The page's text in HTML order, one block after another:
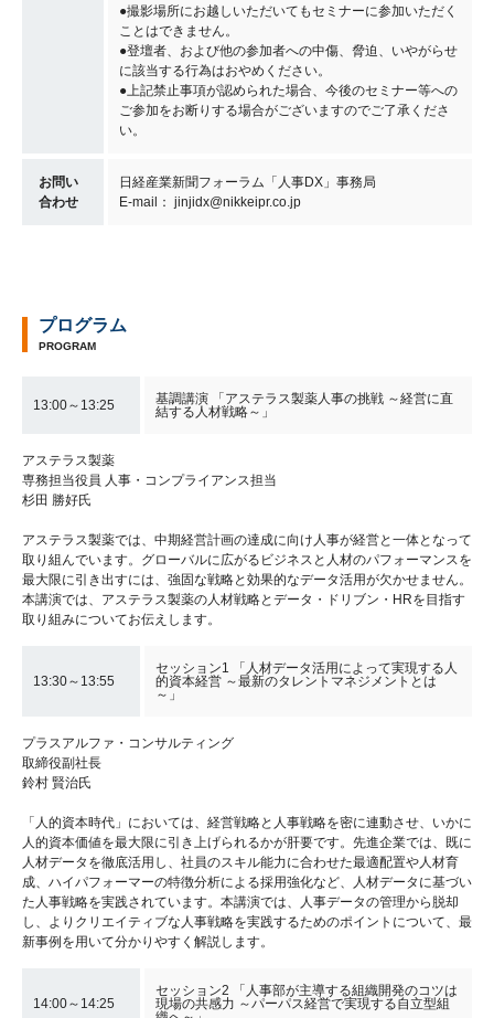
●撮影場所にお越しいただいてもセミナーに参加いただく
ことはできません。
●登壇者、および他の参加者への中傷、脅迫、いやがらせ
に該当する行為はおやめください。
●上記禁止事項が認められた場合、今後のセミナー等への
ご参加をお断りする場合がございますのでご了承くださ
い。
お問い
合わせ
日経産業新聞フォーラム「人事DX」事務局
E-mail： jinjidx@nikkeipr.co.jp
プログラム
PROGRAM
13:00～13:25
基調講演 「アステラス製薬人事の挑戦 ～経営に直
結する人材戦略～」
アステラス製薬
専務担当役員 人事・コンプライアンス担当
杉田 勝好氏
アステラス製薬では、中期経営計画の達成に向け人事が経営と一体となって
取り組んでいます。グローバルに広がるビジネスと人材のパフォーマンスを
最大限に引き出すには、強固な戦略と効果的なデータ活用が欠かせません。
本講演では、アステラス製薬の人材戦略とデータ・ドリブン・HRを目指す
取り組みについてお伝えします。
13:30～13:55
セッション1 「人材データ活用によって実現する人
的資本経営 ～最新のタレントマネジメントとは
～」
プラスアルファ・コンサルティング
取締役副社長
鈴村 賢治氏
「人的資本時代」においては、経営戦略と人事戦略を密に連動させ、いかに
人的資本価値を最大限に引き上げられるかが肝要です。先進企業では、既に
人材データを徹底活用し、社員のスキル能力に合わせた最適配置や人材育
成、ハイパフォーマーの特徴分析による採用強化など、人材データに基づい
た人事戦略を実践されています。本講演では、人事データの管理から脱却
し、よりクリエイティブな人事戦略を実践するためのポイントについて、最
新事例を用いて分かりやすく解説します。
14:00～14:25
セッション2 「人事部が主導する組織開発のコツは
現場の共感力 ～パーパス経営で実現する自立型組